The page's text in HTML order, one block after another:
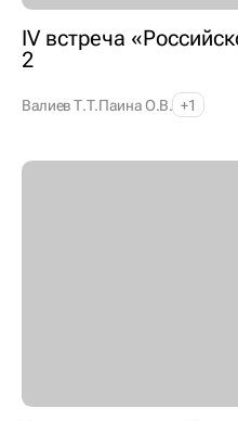
IV встреча
2
Валиев Т.Т.Паина О.В. +1